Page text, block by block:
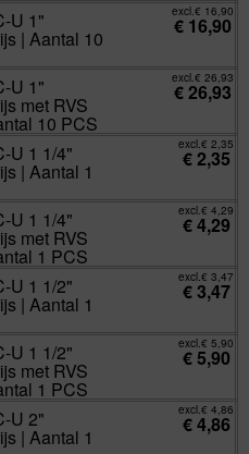
U 1"
| Aantal 10
excl.€ 16,90
€ 16,90
U 1"
met RVS
10 PCS
excl.€ 26,93
€26,93
U 1 1/4"
| Aantal 1
excl.€ 2,35
€2,35
U 1 1/4"
met RVS
1 PCS
excl.€ 4,29
€4,29
U 1 1/2"
| Aantal 1
excl.€ 3,47
€3,47
U 1 1/2"
met RVS
1 PCS
excl.€ 5,90
€5,90
U 2"
| Aantal 1
excl.€ 4,86
€4,86